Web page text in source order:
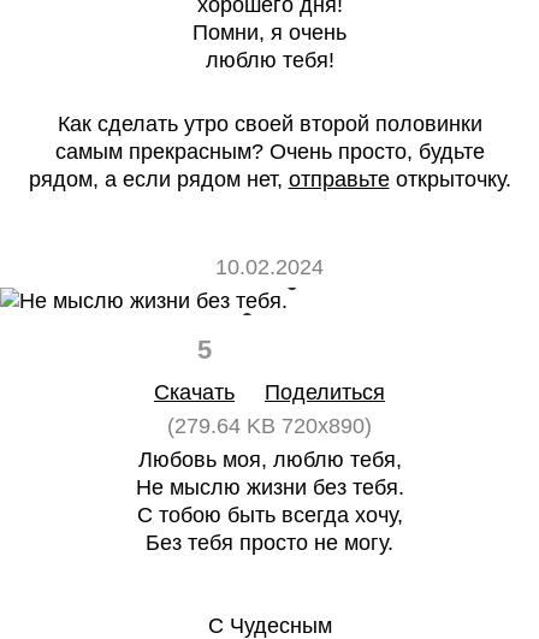
хорошего дня!
Помни, я очень
люблю тебя!
Как сделать утро своей второй половинки
самым прекрасным? Очень просто, будьте
рядом, а если рядом нет, отправьтеоткрыточку.
10.02.2024
5
Скачать
Поделиться
(279.64 KB 720x890)
Любовь моя, люблю тебя,
Не мыслю жизни без тебя.
С тобою быть всегда хочу,
Без тебя просто не могу.
С Чудесным